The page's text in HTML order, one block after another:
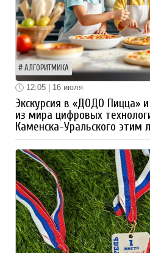
АЛГОРИТМИКА
12:05 | 16 июля
Экскурсия в «ДОДО Пицца»
из мира цифровых
Каменска-Уральского этим